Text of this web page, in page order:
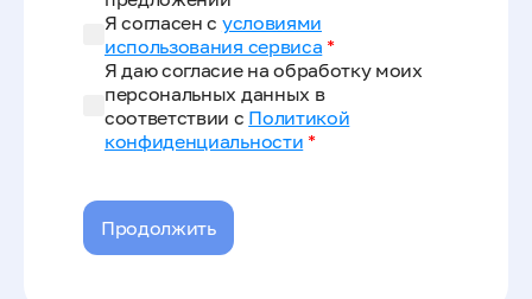
Я согласен с условиями
использования сервиса *
Я даю согласие на обработку моих
персональных данных в
соответствии с Политикой
конфиденциальности *
Продолжить